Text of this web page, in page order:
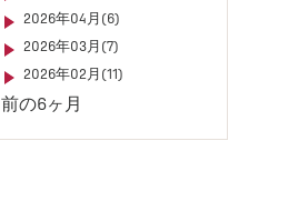
2026年04月(6)
2026年03月(7)
2026年02月(11)
前の6ヶ月